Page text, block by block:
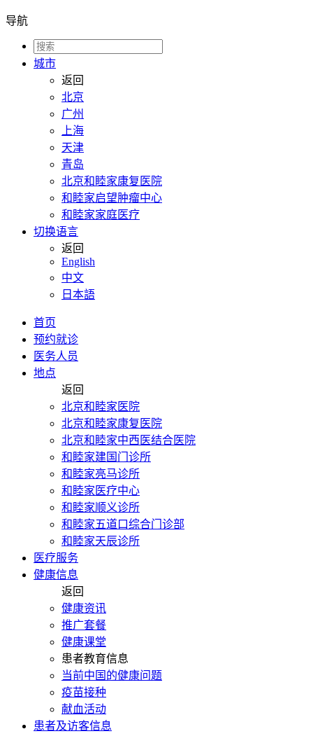
导航
城市
返回
北京
广州
上海
天津
青岛
北京和睦家康复医院
和睦家启望肿瘤中心
和睦家家庭医疗
切换语言
返回
English
中文
日本語
首页
预约就诊
医务人员
地点
返回
北京和睦家医院
北京和睦家康复医院
北京和睦家中西医结合医院
和睦家建国门诊所
和睦家亮马诊所
和睦家医疗中心
和睦家顺义诊所
和睦家五道口综合门诊部
和睦家天辰诊所
医疗服务
健康信息
返回
健康资讯
推广套餐
健康课堂
患者教育信息
当前中国的健康问题
疫苗接种
献血活动
患者及访客信息